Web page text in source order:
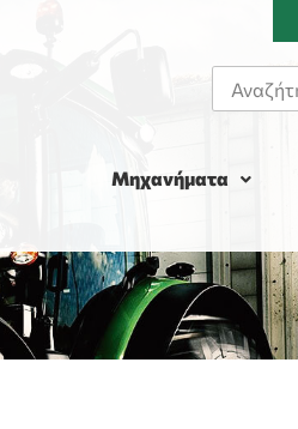
Μηχανήματα